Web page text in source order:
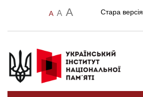
A A A Стара